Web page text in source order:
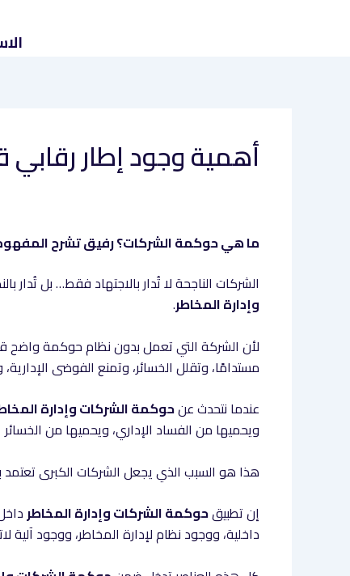
أهمية وجود إطار رقابي
ما هي حوكمة الشركات؟ رفيق تشرح المفهوم
الشركات الناجحة لا تُدار بالاجتهاد فقط… بل
وإدارة المخاطر.
لأن الشركة التي تعمل بدون نظام حوكمة واضح قد
مستدامًا، وتقلل الخسائر، وتمنع الفوضى
عندما نتحدث عنحوكمة الشركات وإدارة
ويحميها من الفساد الإداري، ويحميها من
هذا هو السبب الذي يجعل الشركات الكبرى
إن تطبيقحوكمة الشركات وإدارة المخاطر
داخلية، ووجود نظام لإدارة المخاطر، ووجود آلية